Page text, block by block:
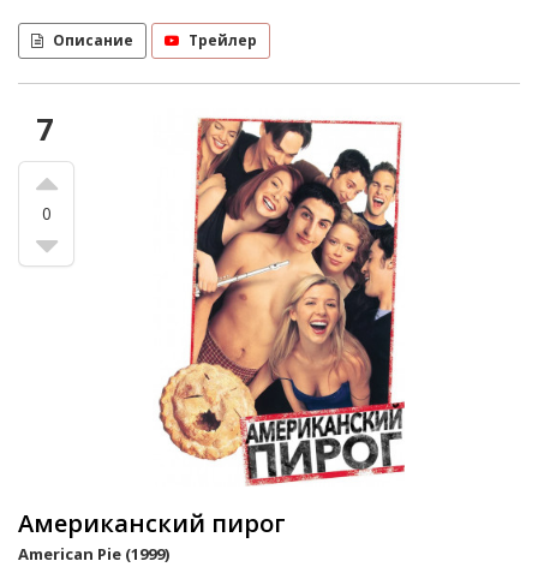
Описание Трейлер
7
0
Американский пирог
American Pie (1999)